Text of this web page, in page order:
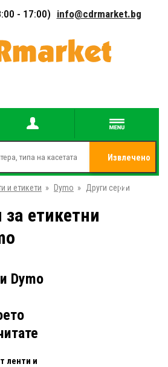
- 17:00) info@cdrmarket.bg
Извлечено
от
и етикети » Dymo » Други серии
етикетни
Dymo
ленти и